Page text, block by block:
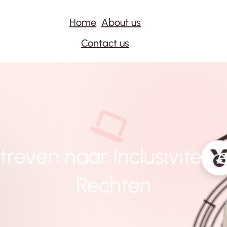
Home About us
Contact us
naar Inclusiviteit
Rechten